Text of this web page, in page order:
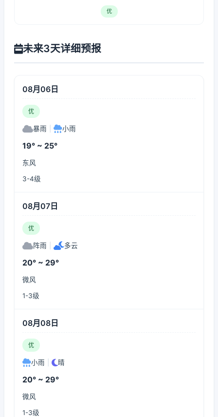
优
未来3天详细预报
08月06日
优
暴雨 小雨
19° ~ 25°
东风
3-4级
08月07日
优
阵雨 多云
20° ~ 29°
微风
1-3级
08月08日
优
小雨 晴
20° ~ 29°
微风
1-3级